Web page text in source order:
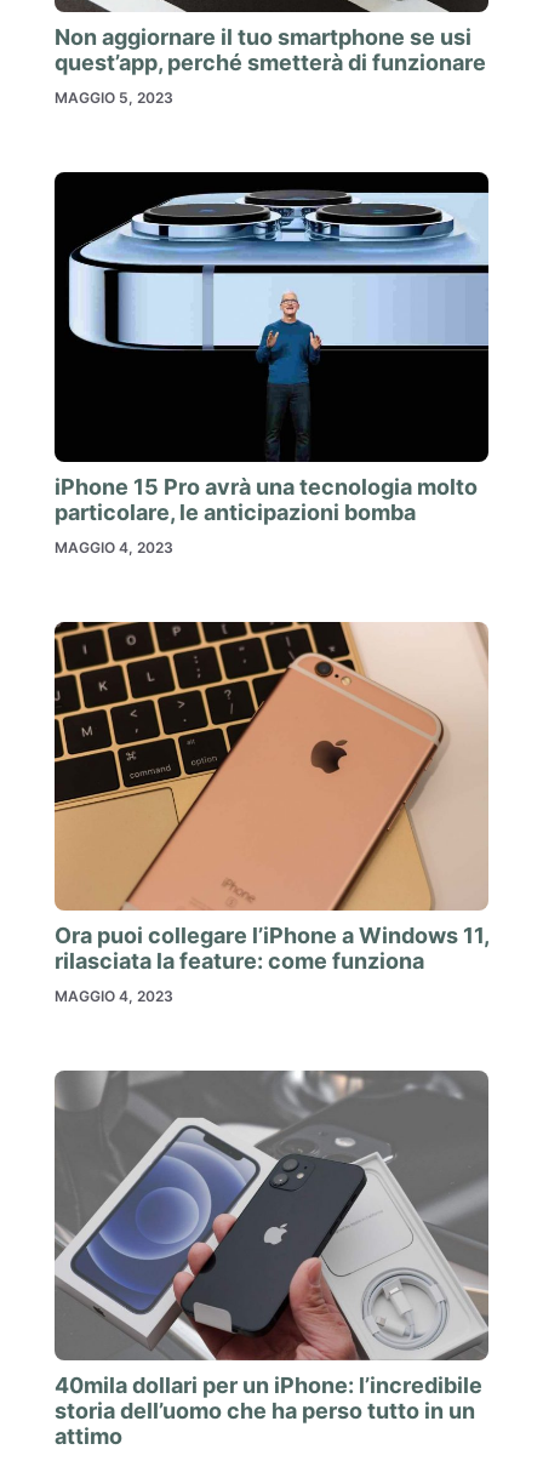
Non aggiornare il tuo smartphone se usi
quest’app, perché smetterà di funzionare
MAGGIO 5, 2023
iPhone 15 Pro avrà una tecnologia molto
particolare, le anticipazioni bomba
MAGGIO 4, 2023
Ora puoi collegare l’iPhone a Windows 11,
rilasciata la feature: come funziona
MAGGIO 4, 2023
40mila dollari per un iPhone: l’incredibile
storia dell’uomo che ha perso tutto in un
attimo